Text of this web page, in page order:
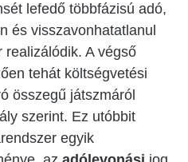
lefedő többfázisú adó,
és visszavonhatatlanul
A végső
tehát költségvetési
összegű játszmáról
szerint. Ez utóbbit
egyik